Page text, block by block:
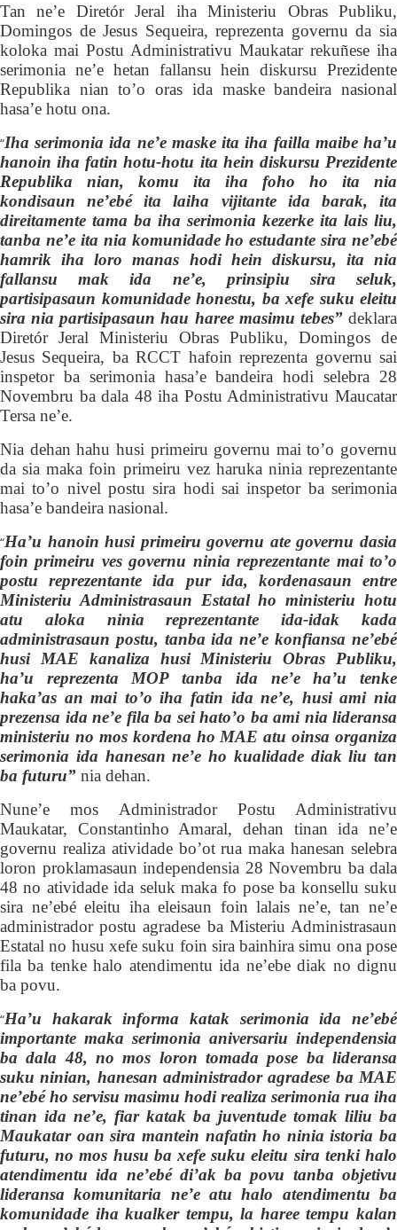
Tan ne’e Diretór Jeral ihaMinisteriu Obras Publiku,
Domingos de Jesus Sequeira, reprezenta governuda sia
koloka mai Postu Administrativu Maukatar rekuñese iha
serimonia ne’e hetan fallansu hein diskursu Prezidente
Republika nian to’o oras ida maske bandeira nasional
hasa’e hotu ona.
“Iha serimonia ida ne’e maske ita iha failla maibe ha’u
hanoin iha fatin hotu-hotu ita hein diskursu Prezidente
Republika nian, komu ita iha foho ho ita nia
kondisaun ne’ebé ita laiha vijitante ida barak, ita
direitamente tama ba iha serimonia kezerke ita lais liu,
tanba ne’e ita nia komunidade ho estudante sira ne’ebé
hamrik iha loro manas hodi hein diskursu, ita nia
fallansu mak ida ne’e, prinsipiu sira seluk,
partisipasaun komunidade honestu, ba xefe suku eleitu
sira nia partisipasaun hau haree masimu tebes”deklara
Diretór Jeral Ministeriu Obras Publiku, Domingos de
Jesus Sequeira, ba RCCT hafoin reprezenta governu sai
inspetor ba serimonia hasa’e bandeira hodi selebra 28
Novembru ba dala 48 iha Postu Administrativu Maucatar
Tersa ne’e.
Nia dehan hahu husi primeiru governu mai to’o governu
da sia maka foin primeiru vezharuka ninia reprezentante
mai to’o nivel postu sira hodi sai inspetor ba serimonia
hasa’e bandeira nasional.
“Ha’u hanoin husi primeiru governu ate governu dasia
foin primeiru ves governu ninia reprezentante mai to’o
postu reprezentante ida pur ida, kordenasaun entre
Ministeriu Administrasaun Estatal ho ministeriu hotu
atu aloka ninia reprezentante ida-idak kada
administrasaun postu, tanba ida ne’e konfiansa ne’ebé
husi MAE kanaliza husi Ministeriu Obras Publiku,
ha’u reprezenta MOP tanba ida ne’e ha’u tenke
haka’as an mai to’o iha fatin ida ne’e, husi ami nia
prezensa ida ne’e fila ba sei hato’o ba ami nia lideransa
ministeriu no mos kordena ho MAE atu oinsa organiza
serimonia ida hanesan ne’e ho kualidade diak liu tan
ba futuru” nia dehan.
Nune’e mos Administrador Postu Administrativu
Maukatar, Constantinho Amaral, dehan tinan ida ne’e
governu realiza atividade bo’ot rua maka hanesan selebra
loron proklamasaun independensia 28 Novembru ba dala
48 no atividade ida seluk maka fo pose ba konsellu suku
sira ne’ebé eleitu iha eleisaun foin lalais ne’e, tan ne’e
administrador postu agradese ba Misteriu Administrasaun
Estatal no husu xefe suku foin sira bainhira simu ona pose
fila ba tenke halo atendimentu ida ne’ebe diak no dignu
ba povu.
“Ha’u hakarak informa katak serimonia ida ne’ebé
importante maka serimonia aniversariu independensia
ba dala 48, no mos loron tomada pose ba lideransa
suku ninian, hanesan administrador agradese ba MAE
ne’ebé ho servisu masimu hodi realiza serimonia rua iha
tinan ida ne’e, fiar katak ba juventude tomak liliu ba
Maukatar oan sira mantein nafatin ho ninia istoria ba
futuru, no mos husu ba xefe suku eleitu sira tenkihalo
atendimentu ida ne’ebé di’ak ba povu tanba objetivu
lideransa komunitaria ne’e atu halo atendimentu ba
komunidade iha kualker tempu, la haree tempu kalan